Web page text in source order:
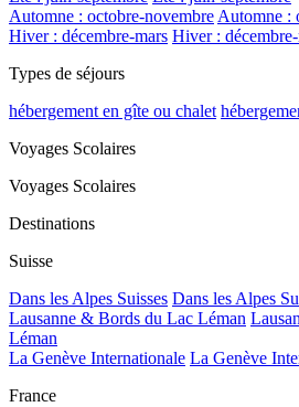
Automne : octobre-novembreAutomne :
Hiver : décembre-mars Hiver :
Types de séjours
hébergement en gîte ou chalet
Voyages Scolaires
Voyages Scolaires
Destinations
Suisse
Dans les Alpes Suisses Dans les Alpes
Lausanne & Bords du Lac Léman
Léman
La Genève Internationale La Genève
France